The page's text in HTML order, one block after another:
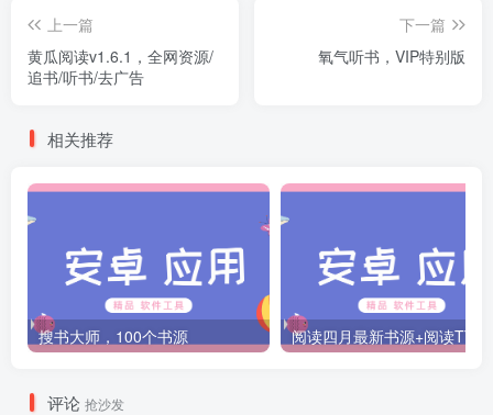
上一篇
黄瓜阅读v1.6.1，全网资源/
追书/听书/去广告
下一篇
氧气听书，VIP特别版
相关推荐
搜书大师，100个书源
评论 抢沙发